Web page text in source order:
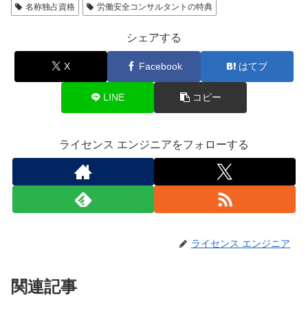
名称独占資格
労働安全コンサルタントの特典
シェアする
X Facebook はてブ
LINE コピー
ライセンス エンジニアをフォローする
ライセンス エンジニア
関連記事